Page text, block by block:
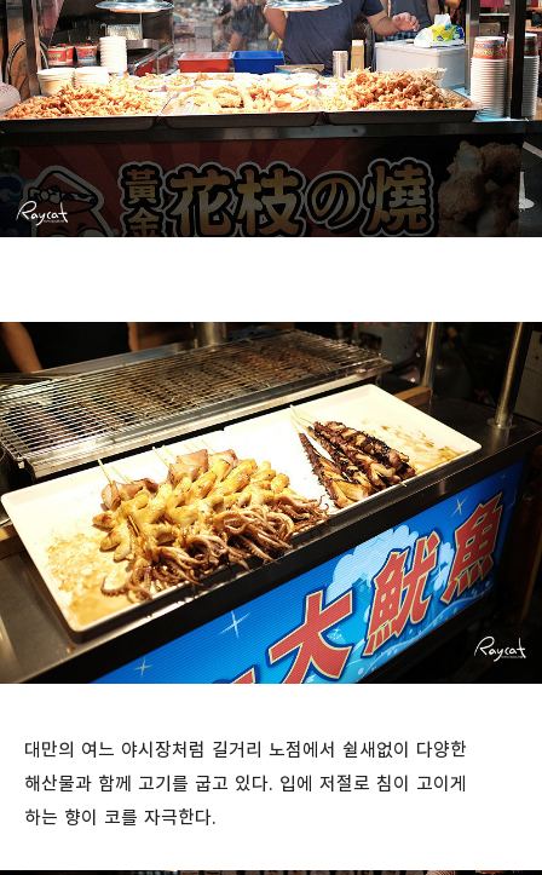
대만의 여느 야시장처럼 길거리 노점에서 쉴새없이 다양한
해산물과 함께 고기를 굽고 있다. 입에 저절로 침이 고이게
하는 향이 코를 자극한다.